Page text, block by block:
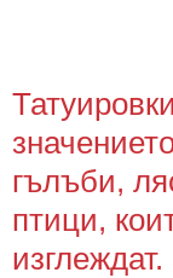
гълъби,
птици,